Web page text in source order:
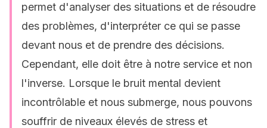
permet d'analyser des situations et de résoudre
des problèmes, d'interpréter ce qui se passe
devant nous et de prendre des décisions.
Cependant, elle doit être à notre service et non
l'inverse. Lorsque le bruit mental devient
incontrôlable et nous submerge, nous pouvons
souffrir de niveaux élevés de stress et